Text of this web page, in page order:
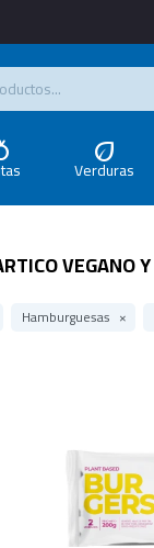
Verduras
VEGANO
Hamburguesas